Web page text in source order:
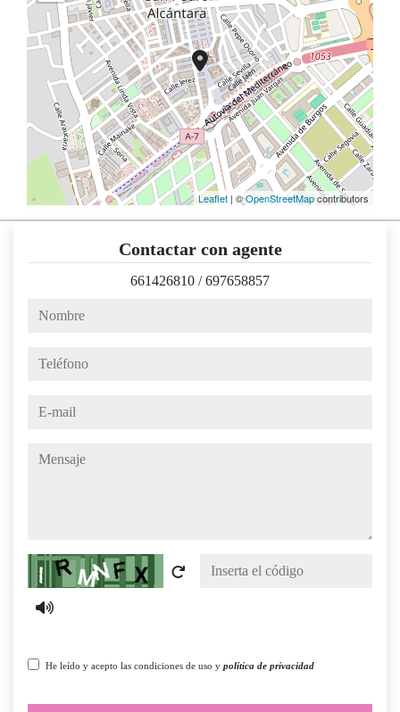
Leaflet | ©OpenStreetMapcontributors
Contactar con agente
661426810 /697658857
nombre
teléfono
e-mail
mensaje
Captcha
He leído y acepto las condiciones de uso y política de privacidad